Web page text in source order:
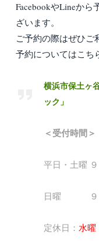
FacebookやLineか
ざいます。
ご予約の際はぜひご
予約についてはこ
横浜市保土ヶ
ック」
＜受付時間＞
平日・土曜
日曜 ９：
定休日： 水曜